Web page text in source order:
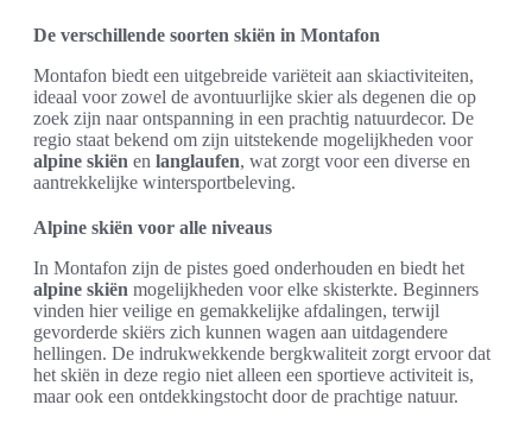
De verschillende soorten skiën in Montafon
Montafon biedt een uitgebreide variëteit aan skiactiviteiten,
ideaal voor zowel de avontuurlijke skier als degenen die op
zoek zijn naar ontspanning in een prachtig natuurdecor. De
regio staat bekend om zijn uitstekende mogelijkheden voor
alpine skiën en langlaufen, wat zorgt voor een diverse en
aantrekkelijke wintersportbeleving.
Alpine skiën voor alle niveaus
In Montafon zijn de pistes goed onderhouden en biedt het
alpine skiën mogelijkheden voor elke skisterkte. Beginners
vinden hier veilige en gemakkelijke afdalingen, terwijl
gevorderde skiërs zich kunnen wagen aan uitdagendere
hellingen. De indrukwekkende bergkwaliteit zorgt ervoor dat
het skiën in deze regio niet alleen een sportieve activiteit is,
maar ook een ontdekkingstocht door de prachtige natuur.